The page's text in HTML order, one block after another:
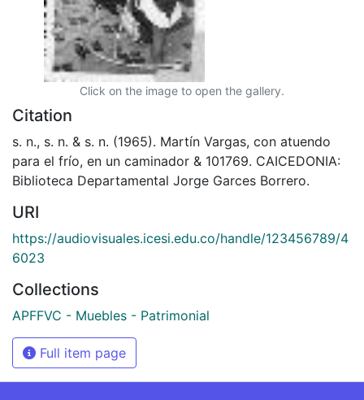
Click on the image to open the gallery.
Citation
s. n., s. n. & s. n. (1965). Martín Vargas, con atuendo
para el frío, en un caminador & 101769. CAICEDONIA:
Biblioteca Departamental Jorge Garces Borrero.
URI
https://audiovisuales.icesi.edu.co/handle/123456789/4
6023
Collections
APFFVC - Muebles - Patrimonial
Full item page